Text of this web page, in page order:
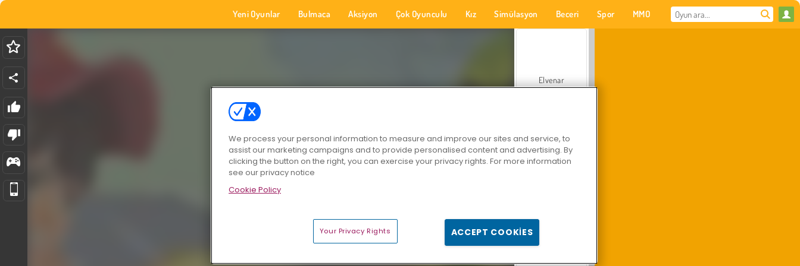
Yeni Oyunlar Bulmaca Aksiyon Çok Oyunculu Kız Simülasyon Beceri Spor MMO
Elvenar
We process your personal information to measure and improve our sites and service, to
assist our marketing campaigns and to provide personalised content and advertising. By
clicking the button on the right, you can exercise your privacy rights. For more information
see our privacy notice
Cookie Policy
Your Privacy Rights ACCEPT COOKIES